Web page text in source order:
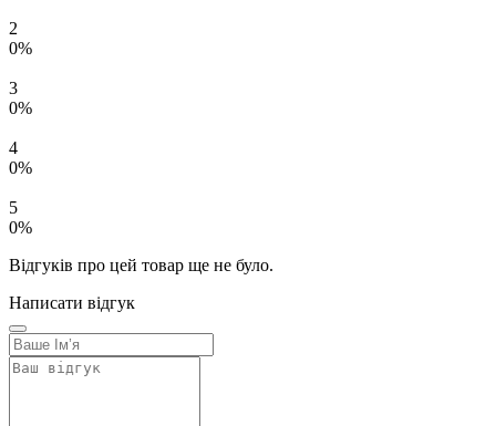
2
0%
3
0%
4
0%
5
0%
Відгуків про цей товар ще не було.
Написати відгук